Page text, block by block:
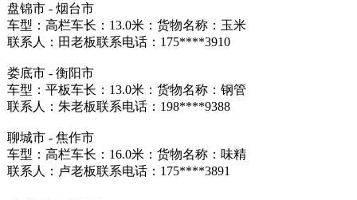
盘锦市 - 烟台市
车型：高栏车长：13.0米：货物名称：玉米
联系人：田老板联系电话：175****3910
娄底市 - 衡阳市
车型：平板车长：13.0米：货物名称：钢管
联系人：朱老板联系电话：198****9388
聊城市 - 焦作市
车型：高栏车长：16.0米：货物名称：味精
联系人：卢老板联系电话：175****3891